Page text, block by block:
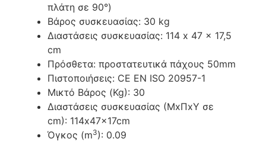
πλάτη σε 90°)
Βάρος συσκευασίας: 30 kg
Διαστάσεις συσκευασίας: 114 x 47 x 17,5
cm
Πρόσθετα: προστατευτικά πάχους 50mm
Πιστοποιήσεις: CE EN ISO 20957-1
Μικτό Βάρος (Kg): 30
Διαστάσεις συσκευασίας (ΜxΠxΥ σε
cm): 114x47x17cm
Όγκος (m3): 0.09